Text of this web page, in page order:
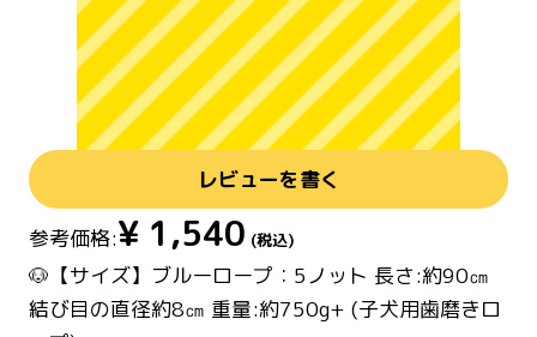
レビューを書く
参考価格:¥ 1,540 (税込)
🐶【サイズ】ブルーロープ：5ノット 長さ:約90㎝
結び目の直径約8㎝ 重量:約750g+ (子犬用歯磨きロ